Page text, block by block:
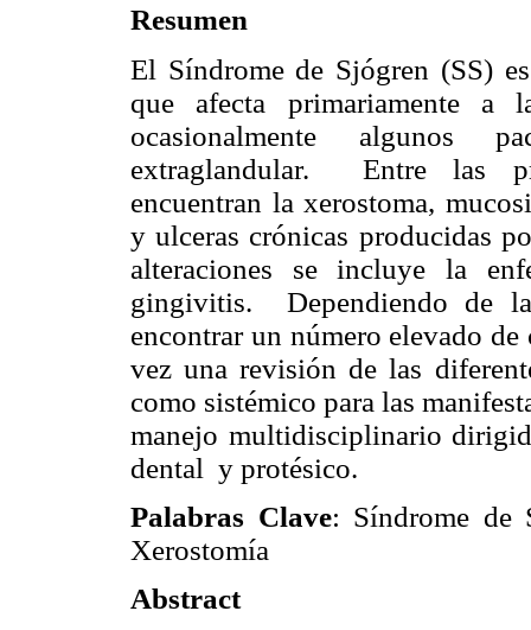
Resumen
El Síndrome de Sjógren (SS)
que afecta primariamente a
ocasionalmente algunos
extraglandular. Entre las
encuentran la xerostoma,
y ulceras crónicas producidas
alteraciones se incluye la
gingivitis. Dependiendo de
encontrar un número elevado
vez una revisión de las
como sistémico para las
manejo multidisciplinario
dental y protésico.
Palabras Clave: Síndrome de
Xerostomía
Abstract